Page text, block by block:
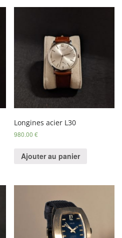
Longines acier L30
980.00€
Ajouter au panier